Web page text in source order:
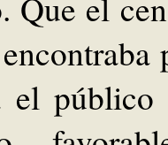
Que el
el